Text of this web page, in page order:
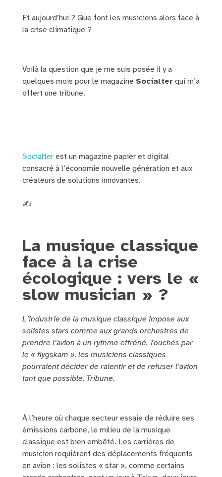
Et aujourd’hui ? Que font les musiciens alors face à
la crise climatique ?
Voilà la question que je me suis posée il y a
quelques mois pour le magazine Socialter qui m’a
offert une tribune.
Socialter est un magazine papier et digital
consacré à l’économie nouvelle génération et aux
créateurs de solutions innovantes.
✍️
La musique classique
face à la crise
écologique : vers le «
slow musician » ?
L’industrie de la musique classique impose aux
solistes stars comme aux grands orchestres de
prendre l’avion à un rythme effréné. Touchés par
le « flygskam », les musiciens classiques
pourraient décider de ralentir et de refuser l’avion
tant que possible. Tribune.
À l’heure où chaque secteur essaie de réduire ses
émissions carbone, le milieu de la musique
classique est bien embêté. Les carrières de
musicien requièrent des déplacements fréquents
en avion : les solistes « star », comme certains